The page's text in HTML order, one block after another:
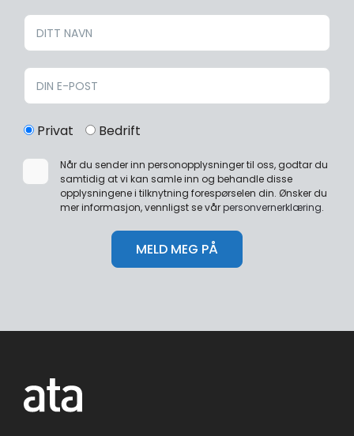
Privat Bedrift
Når du sender inn personopplysninger til oss, godtar du
samtidig at vi kan samle inn og behandle disse
opplysningene i tilknytning forespørselen din. Ønsker du
mer informasjon, vennligst se vårpersonvernerklæring.